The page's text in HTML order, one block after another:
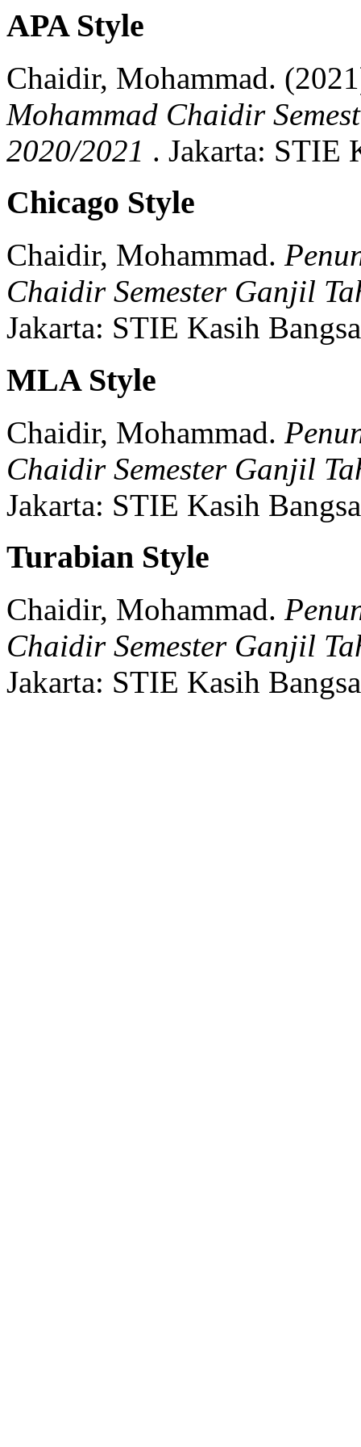
APA Style
Chaidir, Mohammad.
Mohammad Chaidir
2020/2021 . Jakarta: STIE
Chicago Style
Chaidir, Mohammad.
Chaidir Semester Ganjil
Jakarta: STIE Kasih
MLA Style
Chaidir, Mohammad.
Chaidir Semester Ganjil
Jakarta: STIE Kasih
Turabian Style
Chaidir, Mohammad.
Chaidir Semester Ganjil
Jakarta: STIE Kasih